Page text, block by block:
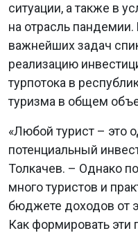
ситуации, а также в
на отрасль пандемии.
важнейших задач
реализацию
турпотока в
туризма в общем
«Любой турист – это
потенциальный
Толкачев. – Однако
много туристов и
бюджете доходов от
Как формировать эти